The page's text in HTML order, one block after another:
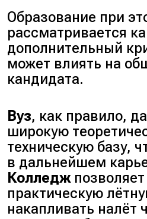
Образование при
рассматривается
дополнительный
может влиять на
кандидата.
Вуз, как правило,
широкую
техническую базу,
в дальнейшем
Колледж
практическую
накапливать налёт